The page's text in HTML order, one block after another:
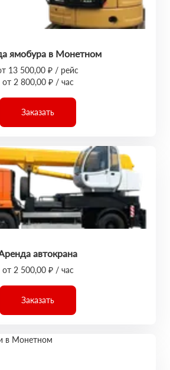
ямобура в Монетном
13 500,00 ₽ / рейс
от 2 800,00 ₽ / час
Заказать
автокрана
от 2 500,00 ₽ / час
Заказать